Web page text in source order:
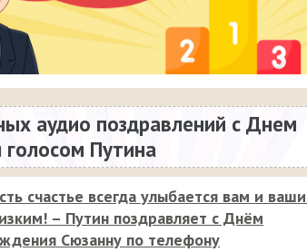
аудио поздравлений с Днем
Путина
счастье всегда улыбается вам и
– Путин поздравляет с Днём
Сюзанну по телефону